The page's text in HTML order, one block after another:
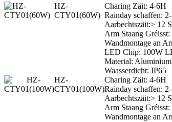
HZ-
CTY01(60W)
Charing Zäit: 4-6H
Rainday schaffen:
Aarbechtszäit:> 12
Arm Staang
Wandmontage an
HZ-
CTY01(100W)
LED Chip: 100W
Material:
Waasserdicht: IP65
Charing Zäit: 4-6H
Rainday schaffen:
Aarbechtszäit:> 12
Arm Staang
Wandmontage an